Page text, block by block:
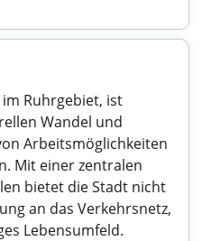
Ruhrgebiet, ist
Wandel und
Arbeitsmöglichkeiten
Mit einer zentralen
bietet die Stadt nicht
an das Verkehrsnetz,
Lebensumfeld.